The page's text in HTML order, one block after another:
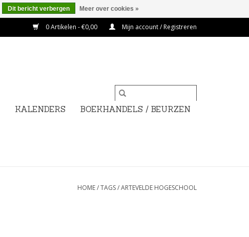
0 Artikelen - €0,00 Mijn account / Registreren
KALENDERS BOEKHANDELS / BEURZEN
HOME/TAGS/ARTEVELDE HOGESCHOOL
Dit bericht verbergen Meer over cookies »